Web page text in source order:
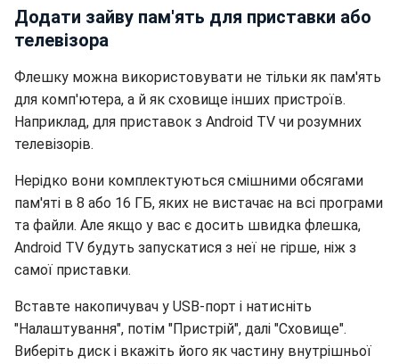
Додати зайву пам'ять для приставки або
телевізора
Флешку можна використовувати не тільки як пам'ять
для комп'ютера, а й як сховище інших пристроїв.
Наприклад, для приставок з Android TV чи розумних
телевізорів.
Нерідко вони комплектуються смішними обсягами
пам'яті в 8 або 16 ГБ, яких не вистачає на всі програми
та файли. Але якщо у вас є досить швидка флешка,
Android TV будуть запускатися з неї не гірше, ніж з
самої приставки.
Вставте накопичувач у USB-порт і натисніть
"Налаштування", потім "Пристрій", далі "Сховище".
Виберіть диск і вкажіть його як частину внутрішньої